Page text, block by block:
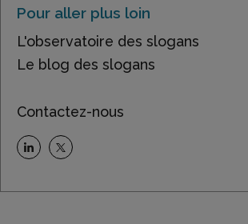
Pour aller plus loin
L'observatoire des slogans
Le blog des slogans
Contactez-nous